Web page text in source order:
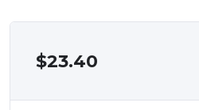
$23.40